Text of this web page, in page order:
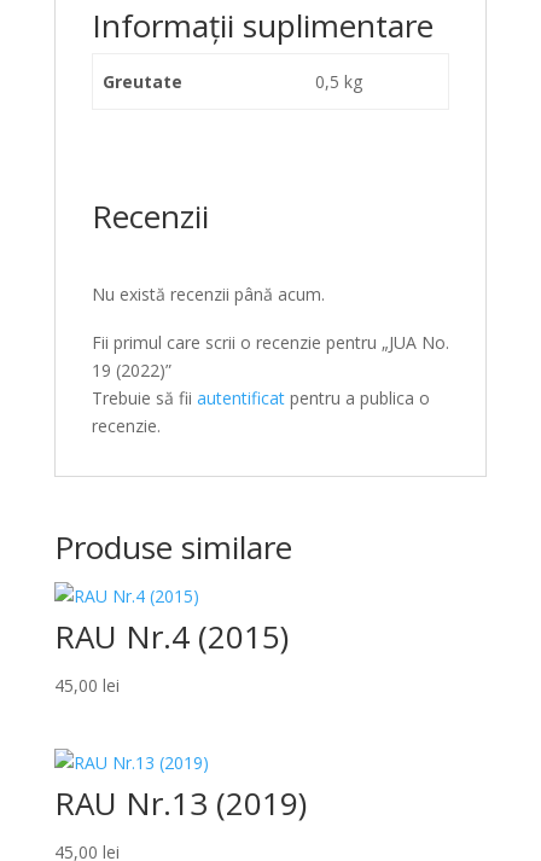
Informații suplimentare
Greutate 0,5 kg
Recenzii
Nu există recenzii până acum.
Fii primul care scrii o recenzie pentru „JUA No.
19 (2022)”
Trebuie să fii autentificatpentru a publica o
recenzie.
Produse similare
RAU Nr.4 (2015)
45,00 lei
RAU Nr.13 (2019)
45,00 lei